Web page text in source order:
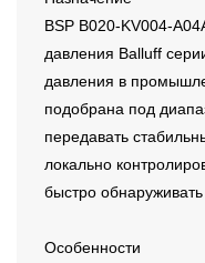
BSP B020-KV004-
давления Balluff
давления в
подобрана под
передавать
локально
быстро
Особенности